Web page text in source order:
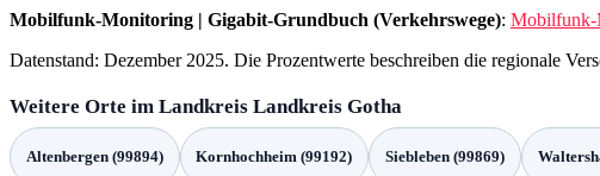
Mobilfunk-Monitoring | Gigabit-Grundbuch (Verkehrswege): Mobilfunk-
Datenstand: Dezember 2025. Die Prozentwerte beschreiben die regionale
Weitere Orte im Landkreis Landkreis Gotha
Altenbergen (99894) Kornhochheim (99192) Siebleben (99869)